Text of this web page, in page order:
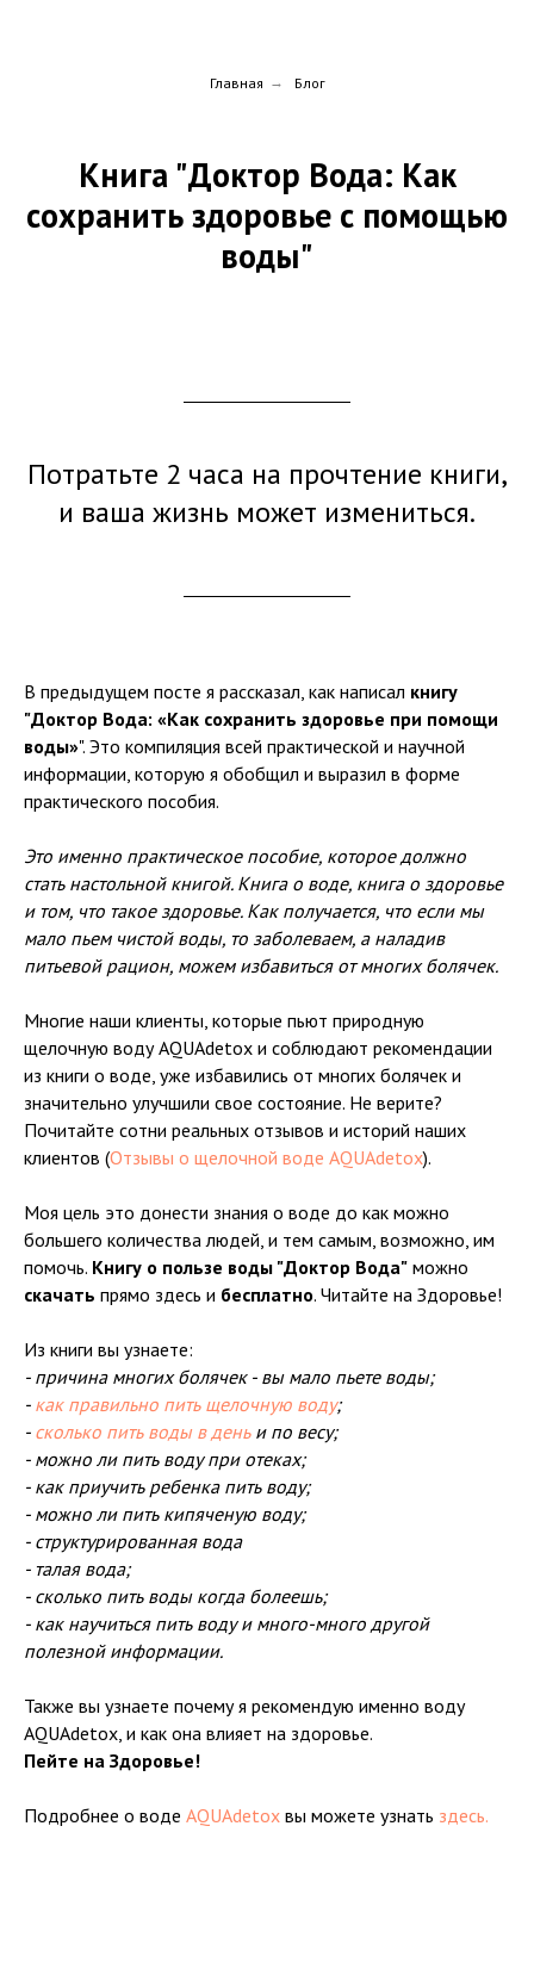
Главная → Блог
Книга "Доктор Вода: Как
сохранить здоровье с помощью
воды"
Потратьте 2 часа на прочтение книги,
и ваша жизнь может измениться.
В предыдущем посте я рассказал, как написал книгу
"Доктор Вода: «Как сохранить здоровье при помощи
воды»". Это компиляция всей практической и научной
информации, которую я обобщил и выразил в форме
практического пособия.
Это именно практическое пособие, которое должно
стать настольной книгой. Книга о воде, книга о здоровье
и том, что такое здоровье. Как получается, что если мы
мало пьем чистой воды, то заболеваем, а наладив
питьевой рацион, можем избавиться от многих болячек.
Многие наши клиенты, которые пьют природную
щелочную воду AQUAdetox и соблюдают рекомендации
из книги о воде, уже избавились от многих болячек и
значительно улучшили свое состояние. Не верите?
Почитайте сотни реальных отзывов и историй наших
клиентов (Отзывы о щелочной воде AQUAdetox).
Моя цель это донести знания о воде до как можно
большего количества людей, и тем самым, возможно, им
помочь. Книгу о пользе воды "Доктор Вода" можно
скачать прямо здесь и бесплатно. Читайте на Здоровье!
Из книги вы узнаете:
- причина многих болячек - вы мало пьете воды;
- как правильно пить щелочную воду;
- сколько пить воды в деньи по весу;
- можно ли пить воду при отеках;
- как приучить ребенка пить воду;
- можно ли пить кипяченую воду;
- структурированная вода
- талая вода;
- сколько пить воды когда болеешь;
- как научиться пить воду и много-много другой
полезной информации.
Также вы узнаете почему я рекомендую именно воду
AQUAdetox, и как она влияет на здоровье.
Пейте на Здоровье!
Подробнее о воде AQUAdetox вы можете узнать здесь.